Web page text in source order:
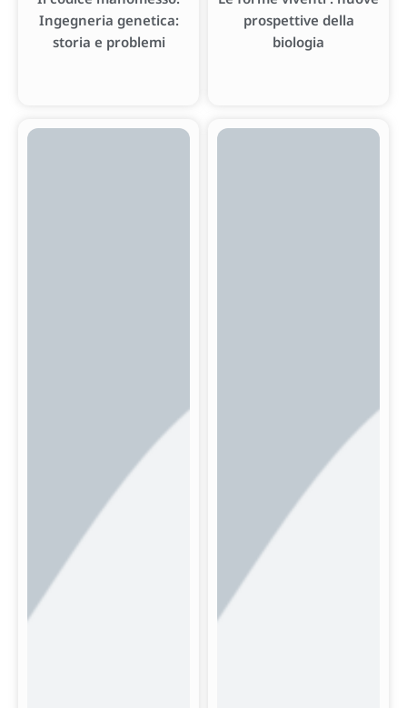
Ingegneria genetica:
storia e problemi
prospettive della
biologia